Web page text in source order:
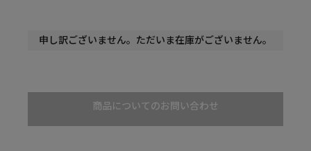
申し訳ございません。ただいま在庫がございません。
商品についてのお問い合わせ